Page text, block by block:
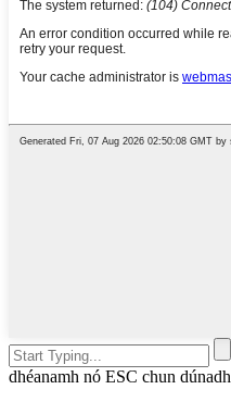
dhéanamh nó ESC chun dúnadh